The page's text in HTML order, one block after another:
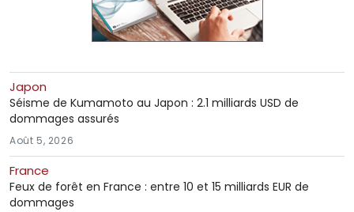
Japon
Séisme de Kumamoto au Japon : 2.1 milliards USD de
dommages assurés
Août 5, 2026
France
Feux de forêt en France : entre 10 et 15 milliards EUR de
dommages